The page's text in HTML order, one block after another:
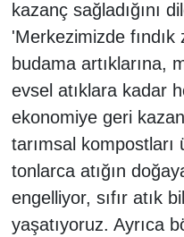
kazanç sağladığını
'Merkezimizde fındık
budama artıklarına,
evsel atıklara kadar
ekonomiye geri
tarımsal
tonlarca atığın
engelliyor, sıfır atık
yaşatıyoruz. Ayrıca